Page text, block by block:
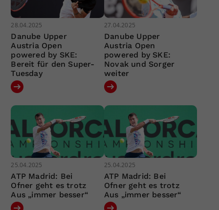
28.04.2025
Danube Upper
Austria Open
powered by SKE:
Bereit für den Super-
Tuesday
27.04.2025
Danube Upper
Austria Open
powered by SKE:
Novak und Sorger
weiter
25.04.2025
ATP Madrid: Bei
Ofner geht es trotz
Aus „immer besser“
25.04.2025
ATP Madrid: Bei
Ofner geht es trotz
Aus „immer besser“